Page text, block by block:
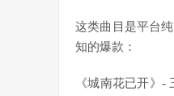
这类曲目是平台
知的爆款：
《城南花已开》